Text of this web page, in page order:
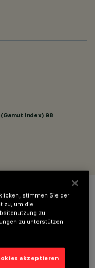
Index) 98
stimmen Sie der
zu, um die
zu
zu unterstützen.
akzeptieren